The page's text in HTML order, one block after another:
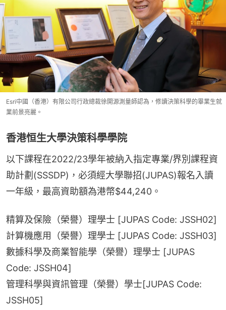
Esri中國（香港）有限公司行政總裁徐開源測量師認為，修讀決策科學的畢業生就
業前景亮麗。
香港恒生大學決策科學學院
以下課程在2022/23學年被納入指定專業/界別課程資
助計劃(SSSDP)，必須經大學聯招(JUPAS)報名入讀
一年級，最高資助額為港幣$44,240。
精算及保險（榮譽）理學士 [JUPAS Code: JSSH02]
計算機應用（榮譽）理學士 [JUPAS Code: JSSH03]
數據科學及商業智能學（榮譽）理學士 [JUPAS
Code: JSSH04]
管理科學與資訊管理（榮譽）學士[JUPAS Code:
JSSH05]